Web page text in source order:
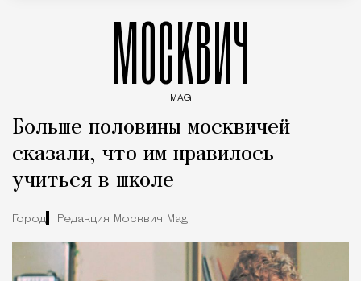
МОСКВИЧ
MAG
Больше половины москвичей
сказали, что им нравилось
учиться в школе
Город Редакция Москвич Mag